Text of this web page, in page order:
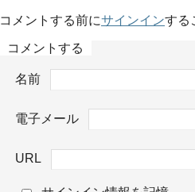
コメントする前にサインインする
コメントする
名前
電子メール
URL